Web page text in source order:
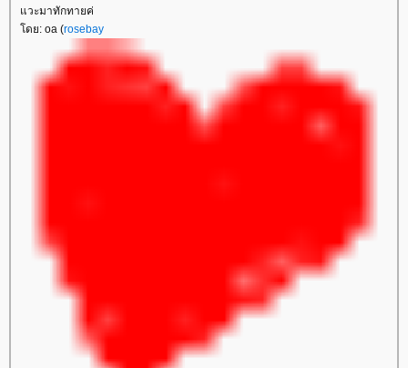
วะมาทักทายค่
ดย: oa (rosebay